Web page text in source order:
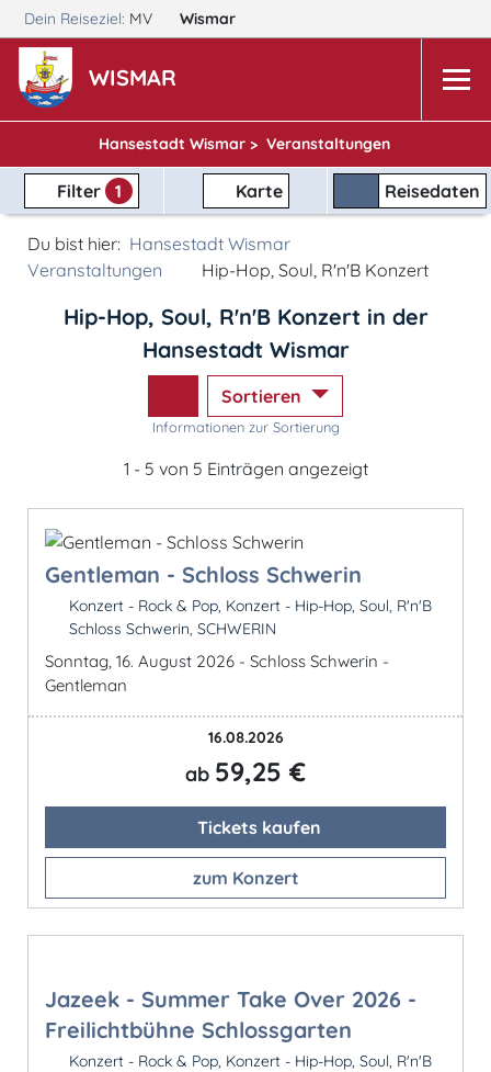
Dein Reiseziel: MV Wismar
WISMAR
Hansestadt Wismar > Veranstaltungen
Filter 1 Karte Reisedaten
Du bist hier: Hansestadt Wismar
Veranstaltungen
Hip-Hop, Soul, R'n'B Konzert
Hip-Hop, Soul, R'n'B Konzert in der
Hansestadt Wismar
Sortieren
Informationen zur Sortierung
1 - 5 von 5 Einträgen angezeigt
Gentleman - Schloss Schwerin
Konzert - Rock & Pop, Konzert - Hip-Hop, Soul, R'n'B
Schloss Schwerin, SCHWERIN
Sonntag, 16. August 2026 - Schloss Schwerin -
Gentleman
16.08.2026
ab 59,25 €
Tickets kaufen
zum Konzert
Jazeek - Summer Take Over 2026 -
Freilichtbühne Schlossgarten
Konzert - Rock & Pop, Konzert - Hip-Hop, Soul, R'n'B